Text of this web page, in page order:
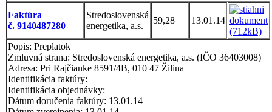
Faktúra
č. 9140487280
Stredoslovenská
energetika, a.s.
59,28 13.01.14
Popis: Preplatok
Zmluvná strana: Stredoslovenská energetika, a.s. (IČO 36403008)
Adresa: Pri Rajčianke 8591/4B, 010 47 Žilina
Identifikácia faktúry:
Identifikácia objednávky:
Dátum doručenia faktúry: 13.01.14